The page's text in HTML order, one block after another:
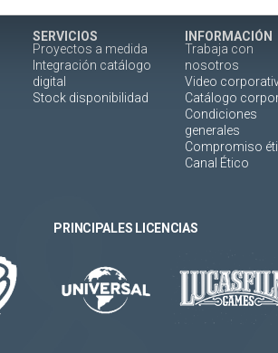
SERVICIOS
Proyectos a medida
Integración catálogo
digital
Stock disponibilidad
INFORMACIÓN
Trabaja con
nosotros
Video
Catálogo
Condiciones
generales
Compromiso
Canal Ético
PRINCIPALES LICENCIAS